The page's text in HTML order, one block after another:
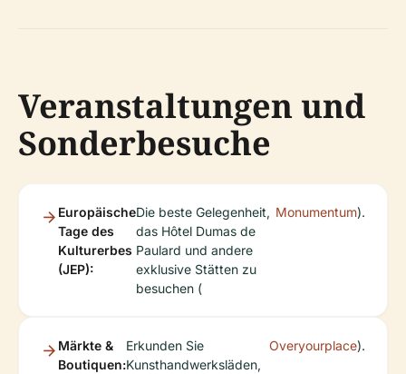
Veranstaltungen und
Sonderbesuche
Europäische
Tage des
Kulturerbes
(JEP):
Die beste Gelegenheit,
das Hôtel Dumas de
Paulard und andere
exklusive Stätten zu
besuchen (
Monumentum).
Märkte &
Boutiquen:
Erkunden Sie
Kunsthandwerksläden,
Overyourplace).